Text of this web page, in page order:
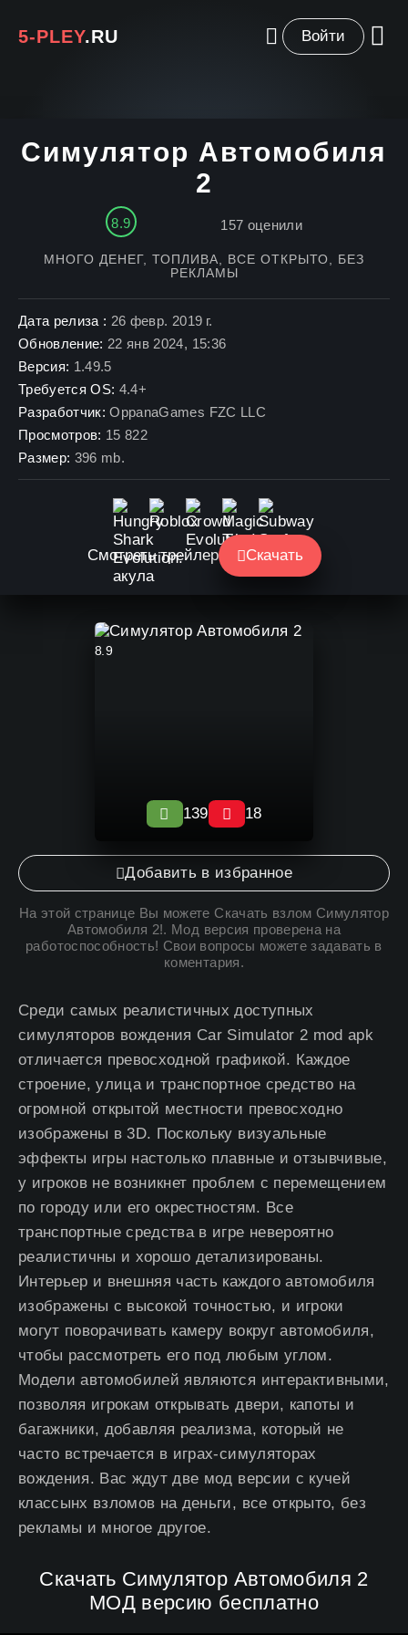
5-PLEY.RU Войти
Симулятор Автомобиля
2
8.9 157 оценили
МНОГО ДЕНЕГ, ТОПЛИВА, ВСЕ ОТКРЫТО, БЕЗ
РЕКЛАМЫ
Дата релиза : 26 февр. 2019 г.
Обновление: 22 янв 2024, 15:36
Версия: 1.49.5
Требуется OS: 4.4+
Разработчик: OppanaGames FZC LLC
Просмотров: 15 822
Размер: 396 mb.
Смотреть трейлер Скачать
8.9
139 18
Добавить в избранное
На этой странице Вы можете Скачать взлом Симулятор
Автомобиля 2!. Мод версия проверена на
работоспособность! Свои вопросы можете задавать в
коментария.
Среди самых реалистичных доступных
симуляторов вождения Car Simulator 2 mod apk
отличается превосходной графикой. Каждое
строение, улица и транспортное средство на
огромной открытой местности превосходно
изображены в 3D. Поскольку визуальные
эффекты игры настолько плавные и отзывчивые,
у игроков не возникнет проблем с перемещением
по городу или его окрестностям. Все
транспортные средства в игре невероятно
реалистичны и хорошо детализированы.
Интерьер и внешняя часть каждого автомобиля
изображены с высокой точностью, и игроки
могут поворачивать камеру вокруг автомобиля,
чтобы рассмотреть его под любым углом.
Модели автомобилей являются интерактивными,
позволяя игрокам открывать двери, капоты и
багажники, добавляя реализма, который не
часто встречается в играх-симуляторах
вождения. Вас ждут две мод версии с кучей
классынх взломов на деньги, все открыто, без
рекламы и многое другое.
Скачать Симулятор Автомобиля 2
МОД версию бесплатно